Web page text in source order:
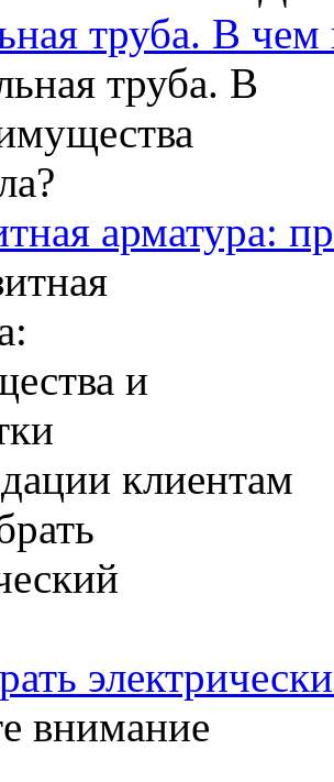
труба. В чем
арматура:
клиентам
внимание